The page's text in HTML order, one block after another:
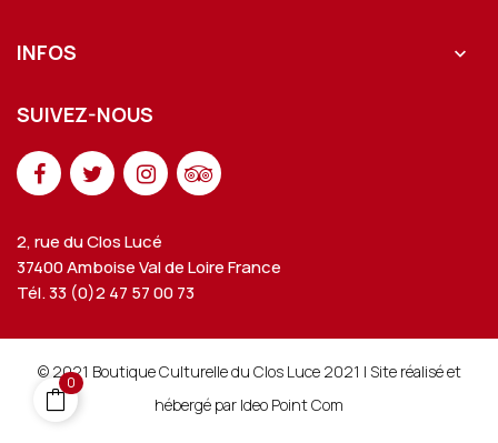
INFOS 
SUIVEZ-NOUS
2, rue du Clos Lucé
37400 Amboise Val de Loire France
Tél. 33 (0)2 47 57 00 73
© 2021 Boutique Culturelle du Clos Luce 2021 | Site réalisé et
hébergé par Ideo Point Com
0